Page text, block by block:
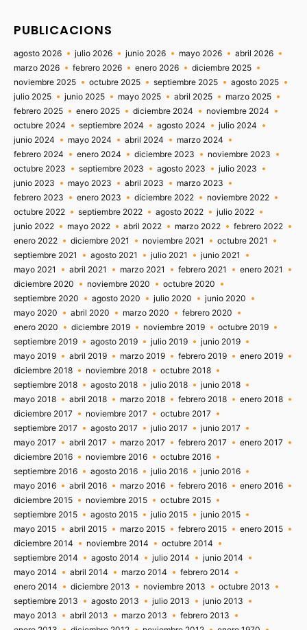
PUBLICACIONS
agosto 2026 julio 2026 junio 2026 mayo 2026
abril 2026
marzo 2026
febrero 2026 enero 2026
diciembre 2025
noviembre 2025
octubre 2025 septiembre 2025
agosto 2025
julio 2025
junio 2025 mayo 2025 abril 2025
marzo 2025
febrero 2025
enero 2025 diciembre 2024
noviembre 2024
octubre 2024
septiembre 2024 agosto 2024
julio 2024
junio 2024
mayo 2024 abril 2024
marzo 2024
febrero 2024
enero 2024 diciembre 2023
noviembre 2023
octubre 2023
septiembre 2023 agosto 2023
julio 2023
junio 2023
mayo 2023 abril 2023
marzo 2023
febrero 2023
enero 2023 diciembre 2022
noviembre 2022
octubre 2022
septiembre 2022 agosto 2022
julio 2022
junio 2022
mayo 2022 abril 2022 marzo 2022
febrero 2022
enero 2022
diciembre 2021 noviembre 2021
octubre 2021
septiembre 2021
agosto 2021 julio 2021
junio 2021
mayo 2021
abril 2021 marzo 2021 febrero 2021
enero 2021
diciembre 2020
noviembre 2020
octubre 2020
septiembre 2020
agosto 2020 julio 2020
junio 2020
mayo 2020
abril 2020 marzo 2020
febrero 2020
enero 2020
diciembre 2019 noviembre 2019
octubre 2019
septiembre 2019
agosto 2019 julio 2019
junio 2019
mayo 2019
abril 2019 marzo 2019 febrero 2019
enero 2019
diciembre 2018
noviembre 2018
octubre 2018
septiembre 2018
agosto 2018 julio 2018
junio 2018
mayo 2018
abril 2018 marzo 2018 febrero 2018
enero 2018
diciembre 2017
noviembre 2017
octubre 2017
septiembre 2017
agosto 2017 julio 2017
junio 2017
mayo 2017
abril 2017 marzo 2017 febrero 2017
enero 2017
diciembre 2016
noviembre 2016
octubre 2016
septiembre 2016
agosto 2016 julio 2016
junio 2016
mayo 2016
abril 2016 marzo 2016 febrero 2016
enero 2016
diciembre 2015
noviembre 2015
octubre 2015
septiembre 2015
agosto 2015 julio 2015
junio 2015
mayo 2015
abril 2015 marzo 2015 febrero 2015
enero 2015
diciembre 2014
noviembre 2014
octubre 2014
septiembre 2014
agosto 2014 julio 2014
junio 2014
mayo 2014
abril 2014 marzo 2014
febrero 2014
enero 2014
diciembre 2013 noviembre 2013
octubre 2013
septiembre 2013
agosto 2013 julio 2013
junio 2013
mayo 2013
abril 2013 marzo 2013
febrero 2013